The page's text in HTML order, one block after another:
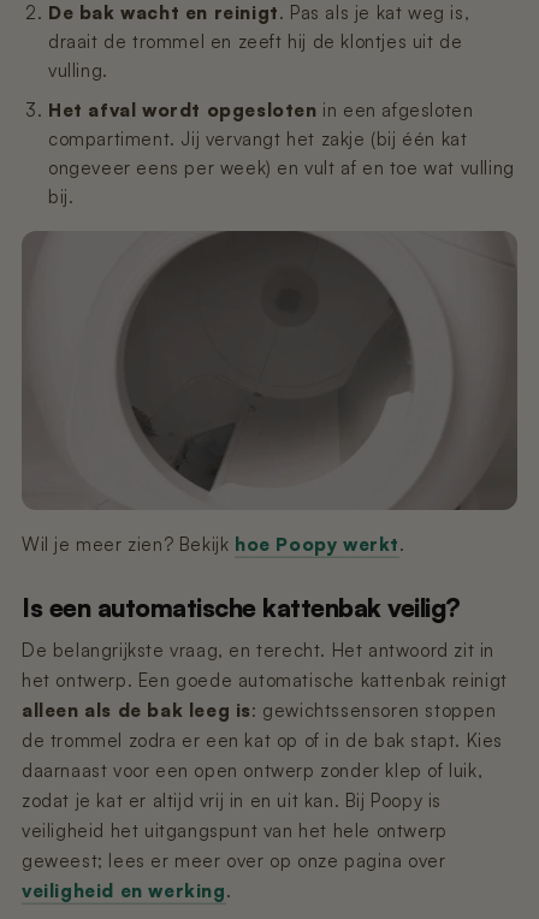
De bak wacht en reinigt. Pas als je kat weg is,
draait de trommel en zeeft hij de klontjes uit de
vulling.
Het afval wordt opgesloten in een afgesloten
compartiment. Jij vervangt het zakje (bij één kat
ongeveer eens per week) en vult af en toe wat vulling
bij.
Wil je meer zien? Bekijk hoe Poopy werkt.
Is een automatische kattenbak veilig?
De belangrijkste vraag, en terecht. Het antwoord zit in
het ontwerp. Een goede automatische kattenbak reinigt
alleen als de bak leeg is: gewichtssensoren stoppen
de trommel zodra er een kat op of in de bak stapt. Kies
daarnaast voor een open ontwerp zonder klep of luik,
zodat je kat er altijd vrij in en uit kan. Bij Poopy is
veiligheid het uitgangspunt van het hele ontwerp
geweest; lees er meer over op onze pagina over
veiligheid en werking.